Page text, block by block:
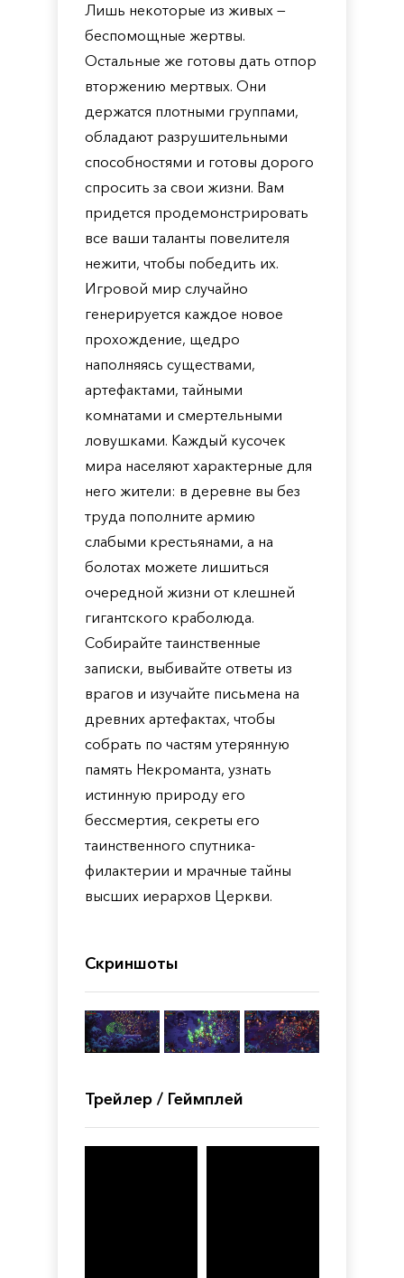
Лишь некоторые из живых —
беспомощные жертвы.
Остальные же готовы дать отпор
вторжению мертвых. Они
держатся плотными группами,
обладают разрушительными
способностями и готовы дорого
спросить за свои жизни. Вам
придется продемонстрировать
все ваши таланты повелителя
нежити, чтобы победить их.
Игровой мир случайно
генерируется каждое новое
прохождение, щедро
наполняясь существами,
артефактами, тайными
комнатами и смертельными
ловушками. Каждый кусочек
мира населяют характерные для
него жители: в деревне вы без
труда пополните армию
слабыми крестьянами, а на
болотах можете лишиться
очередной жизни от клешней
гигантского краболюда.
Собирайте таинственные
записки, выбивайте ответы из
врагов и изучайте письмена на
древних артефактах, чтобы
собрать по частям утерянную
память Некроманта, узнать
истинную природу его
бессмертия, секреты его
таинственного спутника-
филактерии и мрачные тайны
высших иерархов Церкви.
Скриншоты
Трейлер / Геймплей